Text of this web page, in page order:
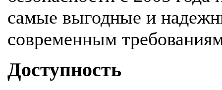
самые выгодные и
современным
Доступность